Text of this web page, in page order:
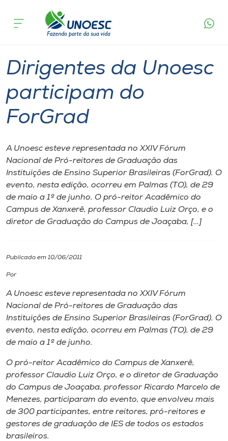
Cursos
Atendimento ao Estudante
Portal de Ensino
A
Unoesc
Internacionalização
Cultura
CPA
Biblioteca
Editora
Rádio
acontece
Dirigentes da Unoesc
participam do
ForGrad
A Unoesc esteve representada no XXIV Fórum
Nacional de Pró-reitores de Graduação das
Instituições de Ensino Superior Brasileiras (ForGrad). O
evento, nesta edição, ocorreu em Palmas (TO), de 29
de maio a 1º de junho. O pró-reitor Acadêmico do
Campus de Xanxerê, professor Claudio Luiz Orço, e o
diretor de Graduação do Campus de Joaçaba, […]
Publicado em 10/06/2011
Por
A Unoesc esteve representada no XXIV Fórum
Nacional de Pró-reitores de Graduação das
Instituições de Ensino Superior Brasileiras (ForGrad). O
evento, nesta edição, ocorreu em Palmas (TO), de 29
de maio a 1º de junho.
O pró-reitor Acadêmico do Campus de Xanxerê,
professor Claudio Luiz Orço, e o diretor de Graduação
do Campus de Joaçaba, professor Ricardo Marcelo de
Menezes, participaram do evento, que envolveu mais
de 300 participantes, entre reitores, pró-reitores e
gestores de graduação de IES de todos os estados
brasileiros.